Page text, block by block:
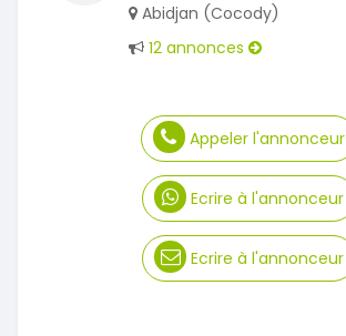
Abidjan (Cocody)
12 annonces
Appeler l'annonceur
Ecrire à l'annonceur
Ecrire à l'annonceur